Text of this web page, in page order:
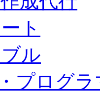
ト
ル
プログラ